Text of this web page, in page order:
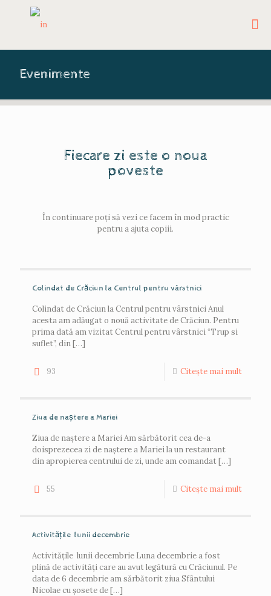
Evenimente
Fiecare zi este o noua
poveste
În continuare poți să vezi ce facem în mod practic
pentru a ajuta copiii.
Colindat de Crăciun la Centrul pentru vârstnici
Colindat de Crăciun la Centrul pentru vârstnici Anul
acesta am adăugat o nouă activitate de Crăciun. Pentru
prima dată am vizitat Centrul pentru vârstnici “Trup si
suflet”, din[…]
93 Citește mai mult
Ziua de naștere a Mariei
Ziua de naștere a Mariei Am sărbătorit cea de-a
doisprezecea zi de naștere a Mariei la un restaurant
din apropierea centrului de zi, unde am comandat[…]
55 Citește mai mult
Activitățile lunii decembrie
Activitățile lunii decembrie Luna decembrie a fost
plină de activități care au avut legătură cu Crăciunul. Pe
data de 6 decembrie am sărbătorit ziua Sfântului
Nicolae cu șosete de[…]